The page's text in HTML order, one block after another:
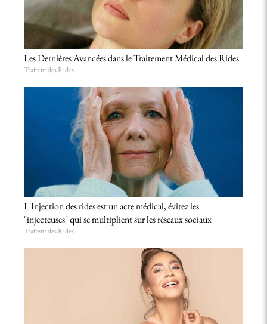
Les Dernières Avancées dans le Traitement Médical des Rides
Traitent des Rides
L'Injection des rides est un acte médical, évitez les
"injecteuses" qui se multiplient sur les réseaux sociaux
Traitent des Rides